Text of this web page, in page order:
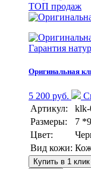
TOП продаж
Гарантия
Оригинальная
5 200 руб.
Артикул:
klk-
Размеры:
7
Цвет:
Вид кожи:
Купить в 1 клик